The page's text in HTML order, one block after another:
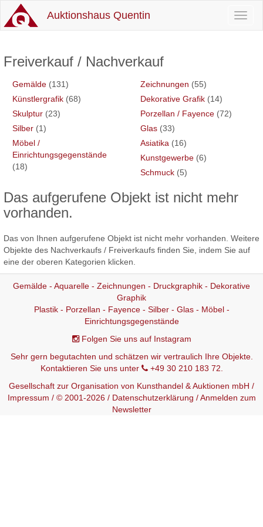
Auktionshaus Quentin
Freiverkauf / Nachverkauf
Gemälde (131) Zeichnungen (55)
Künstlergrafik (68) Dekorative Grafik (14)
Skulptur (23) Porzellan / Fayence (72)
Silber (1) Glas (33)
Möbel /
Einrichtungsgegenstände
(18)
Asiatika (16)
Kunstgewerbe (6)
Schmuck (5)
Das aufgerufene Objekt ist nicht mehr
vorhanden.
Das von Ihnen aufgerufene Objekt ist nicht mehr vorhanden. Weitere
Objekte des Nachverkaufs / Freiverkaufs finden Sie, indem Sie auf
eine der oberen Kategorien klicken.
Gemälde - Aquarelle - Zeichnungen - Druckgraphik - Dekorative
Graphik
Plastik - Porzellan - Fayence - Silber - Glas - Möbel -
Einrichtungsgegenstände
Folgen Sie uns auf Instagram
Sehr gern begutachten und schätzen wir vertraulich Ihre Objekte.
Kontaktieren Sie uns unter
+49 30 210 183 72.
Gesellschaft zur Organisation von Kunsthandel & Auktionen mbH /
Impressum / © 2001-2026 / Datenschutzerklärung /Anmelden zum
Newsletter